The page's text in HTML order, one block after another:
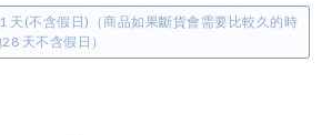
天(不含假日)（商品如果斷貨會需要比較久的時
天不含假日）